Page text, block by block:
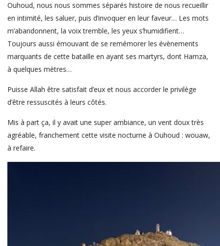
Ouhoud, nous nous sommes séparés histoire de nous recueillir
en intimité, les saluer, puis d’invoquer en leur faveur… Les mots
m’abandonnent, la voix tremble, les yeux s’humidifient…
Toujours aussi émouvant de se remémorer les évènements
marquants de cette bataille en ayant ses martyrs, dont Hamza,
à quelques mètres…
Puisse Allah être satisfait d’eux et nous accorder le privilège
d’être ressuscités à leurs côtés.
Mis à part ça, il y avait une super ambiance, un vent doux très
agréable, franchement cette visite nocturne à Ouhoud : wouaw,
à refaire.